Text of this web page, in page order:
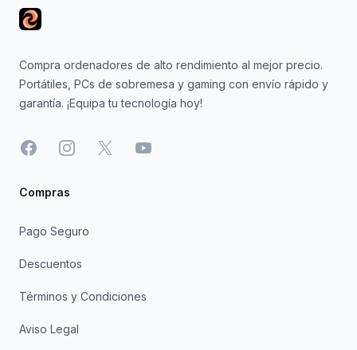
Compra ordenadores de alto rendimiento al mejor precio.
Portátiles, PCs de sobremesa y gaming con envío rápido y
garantía. ¡Equipa tu tecnología hoy!
FacebookInstagram
X YouTube
Compras
Pago Seguro
Descuentos
Términos y Condiciones
Aviso Legal